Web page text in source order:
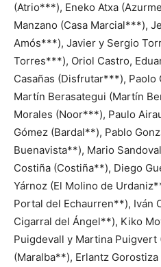
(Atrio***), Eneko Atxa
Manzano (Casa Marcial***),
Amós***), Javier y Sergio
Torres***), Oriol Castro,
Casañas (Disfrutar***),
Martín Berasategui (Martín
Morales (Noor***), Paulo
Gómez (Bardal**), Pablo
Buenavista**), Mario
Costiña (Costiña**), Diego
Yárnoz (El Molino de
Portal del Echaurren**), Iván
Cigarral del Ángel**), Kiko
Puigdevall y Martina
(Maralba**), Erlantz